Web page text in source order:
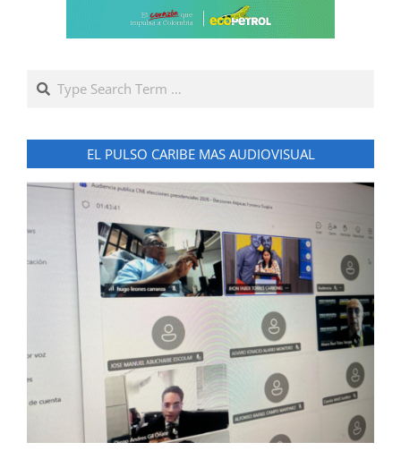
Search
EL PULSO CARIBE MAS AUDIOVISUAL